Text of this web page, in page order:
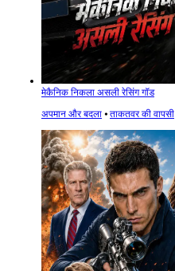
मेकैनिक निकला असली रेसिंग गॉड
अपमान और बदला ⦁ ताकतवर की वापसी